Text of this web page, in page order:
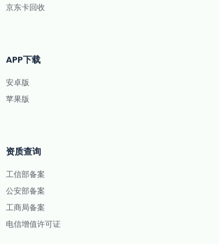
京东卡回收
APP下载
安卓版
苹果版
资质查询
工信部备案
公安部备案
工商局备案
电信增值许可证